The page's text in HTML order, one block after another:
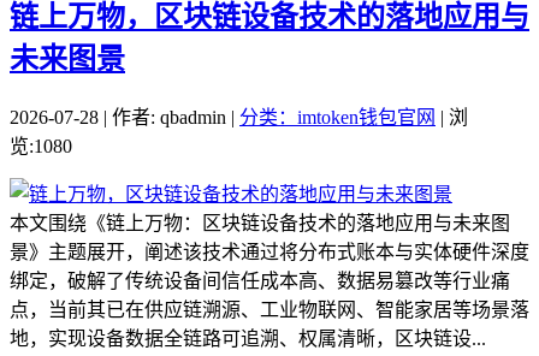
链上万物，区块链设备技术的落地应用与
未来图景
2026-07-28 | 作者: qbadmin | 分类：imtoken钱包官网 | 浏
览:1080
本文围绕《链上万物：区块链设备技术的落地应用与未来图
景》主题展开，阐述该技术通过将分布式账本与实体硬件深度
绑定，破解了传统设备间信任成本高、数据易篡改等行业痛
点，当前其已在供应链溯源、工业物联网、智能家居等场景落
地，实现设备数据全链路可追溯、权属清晰，区块链设...